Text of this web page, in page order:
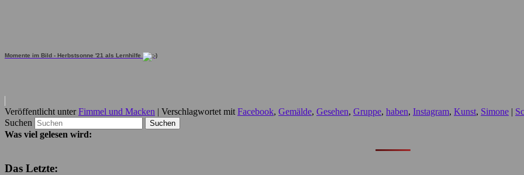
Momente im Bild - Herbstsonne '21 als Lernhilfe
Veröffentlicht unter Fimmel und Macken | Verschlagwortet mit Facebook, Gemälde, Gesehen, Gruppe, haben, Instagram, Kunst, Simone |
Suchen
Was viel gelesen wird:
Das Letzte: